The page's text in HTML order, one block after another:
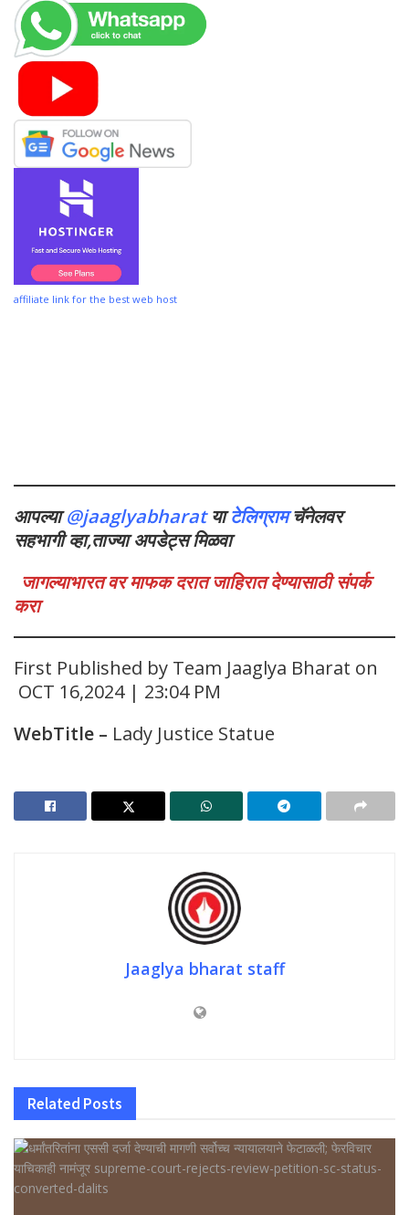
affiliate link for the best web host
आपल्या@jaaglyabharatयाटेलिग्रामचॅनेलवर
सहभागी व्हा,ताज्या अपडेट्स मिळवा
जागल्याभारत वर माफक दरात जाहिरात देण्यासाठी संपर्क
करा
First Published by Team Jaaglya Bharat on
OCT 16,2024 | 23:04 PM
WebTitle – Lady Justice Statue
Jaaglya bharat staff
Related Posts